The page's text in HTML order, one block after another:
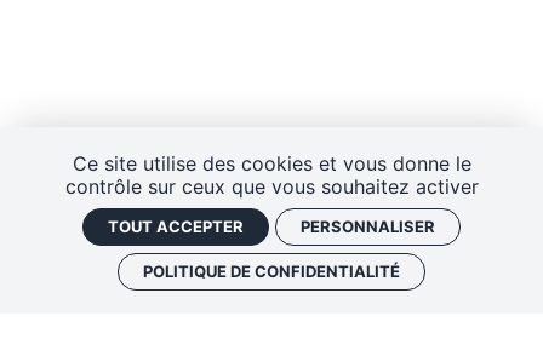
Ce site utilise des cookies et vous donne le
contrôle sur ceux que vous souhaitez activer
TOUT ACCEPTER PERSONNALISER
POLITIQUE DE CONFIDENTIALITÉ